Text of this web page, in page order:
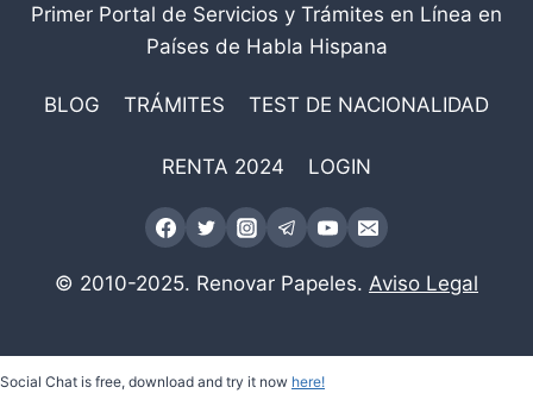
Primer Portal de Servicios y Trámites en Línea en
Países de Habla Hispana
BLOG TRÁMITES TEST DE NACIONALIDAD
RENTA 2024 LOGIN
© 2010-2025. Renovar Papeles. Aviso Legal
Social Chat is free, download and try it now here!